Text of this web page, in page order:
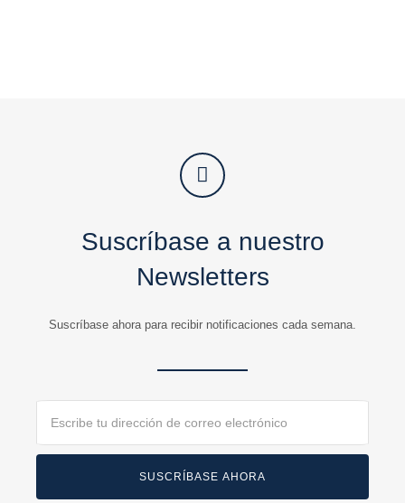
Suscríbase a nuestro
Newsletters
Suscríbase ahora para recibir notificaciones cada semana.
SUSCRÍBASE AHORA